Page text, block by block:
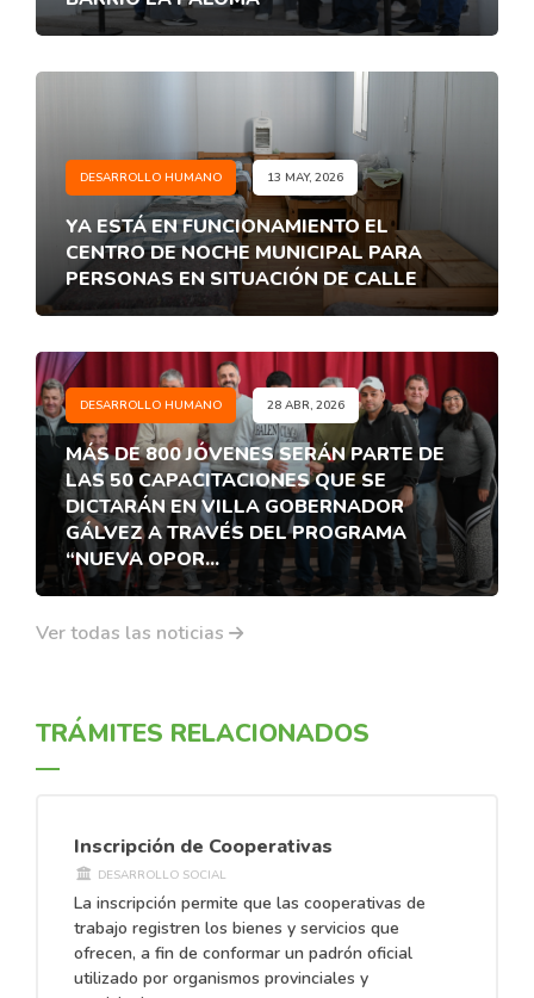
DESARROLLO HUMANO 13 MAY, 2026
YA ESTÁ EN FUNCIONAMIENTO EL
CENTRO DE NOCHE MUNICIPAL PARA
PERSONAS EN SITUACIÓN DE CALLE
DESARROLLO HUMANO 28 ABR, 2026
MÁS DE 800 JÓVENES SERÁN PARTE DE
LAS 50 CAPACITACIONES QUE SE
DICTARÁN EN VILLA GOBERNADOR
GÁLVEZ A TRAVÉS DEL PROGRAMA
“NUEVA OPOR...
Ver todas las noticias
TRÁMITES RELACIONADOS
Inscripción de Cooperativas
DESARROLLO SOCIAL
La inscripción permite que las cooperativas de
trabajo registren los bienes y servicios que
ofrecen, a fin de conformar un padrón oficial
utilizado por organismos provinciales y